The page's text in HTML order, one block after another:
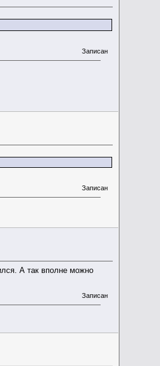
Записан
Записан
А так вполне можно
Записан